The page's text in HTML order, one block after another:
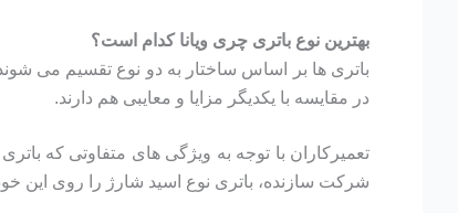
بهترین نوع باتری چری ویانا کدام است؟
باتری ها بر اساس ساختار به دو نوع تقسیم می
در مقایسه با یکدیگر مزایا و معایبی هم دارند.
تعمیرکاران با توجه به ویژگی های متفاوتی که
شرکت سازنده، باتری نوع اسید شارژ را روی این